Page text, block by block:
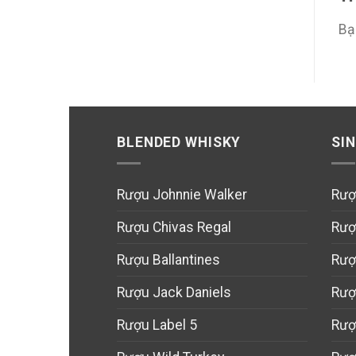
BLENDED WHISKY
Rượu Johnnie Walker
Rượu Chivas Regal
Rượu Ballantines
Rượu Jack Daniels
Rượu Label 5